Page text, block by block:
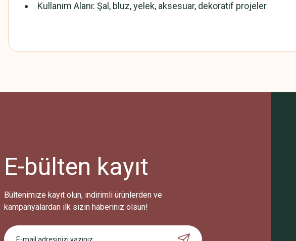
Kullanım Alanı: Şal, bluz, yelek, aksesuar, dekoratif projeler
Bu ürüne benzer farklı alternatifler olmalı.
E-bülten kayıt
Bültenimize kayıt olun, indirimli ürünlerden ve
kampanyalardan ilk sizin haberiniz olsun!